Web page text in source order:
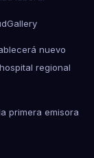
Gallery
nuevo
regional
primera emisora